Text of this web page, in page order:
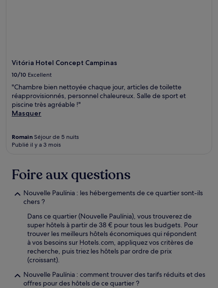
Vitória Hotel Concept Campinas
10/10 Excellent
"Chambre bien nettoyée chaque jour, articles de toilette
réapprovisionnés, personnel chaleureux. Salle de sport et
piscine très agréable !"
Masquer
Romain Séjour de 5 nuits
Publié il y a 3 mois
Foire aux questions
Nouvelle Paulínia : les hébergements de ce quartier sont-ils
chers ?
Dans ce quartier (Nouvelle Paulínia), vous trouverez de
super hôtels à partir de 38 € pour tous les budgets. Pour
trouver les meilleurs hôtels économiques qui répondent
à vos besoins sur Hotels.com, appliquez vos critères de
recherche, puis triez les hôtels par ordre de prix
(croissant).
Nouvelle Paulínia : comment trouver des tarifs réduits et des
offres pour des hôtels de ce quartier ?